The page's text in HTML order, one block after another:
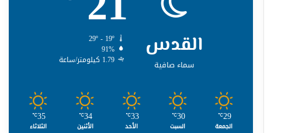
القدس
سماء صافية
29º - 19º
91%
1.79 كيلومتر/ساعة
29
℃
الجمعة
30
℃
السبت
33
℃
الأحد
34
℃
الأثنين
35
℃
الثلاثاء